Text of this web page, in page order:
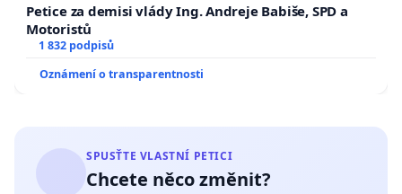
Petice za demisi vlády Ing. Andreje Babiše, SPD a
Motoristů
1 832 podpisů
Oznámení o transparentnosti
SPUSŤTE VLASTNÍ PETICI
Chcete něco změnit?